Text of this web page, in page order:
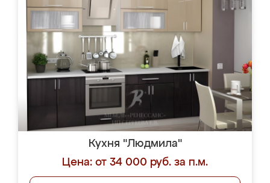
Кухня "Людмила"
Цена: от 34 000 руб. за п.м.